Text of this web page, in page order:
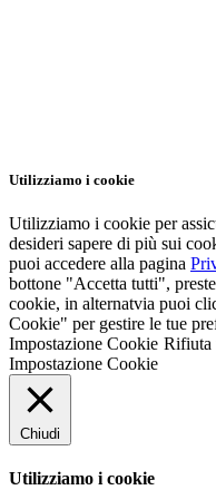
Utilizziamo i cookie
Utilizziamo i cookie per
desideri sapere di più sui
puoi accedere alla pagina
bottone "Accetta tutti",
cookie, in alternatvia puoi
Cookie" per gestire le tue
Impostazione Cookie Rifiuta
Impostazione Cookie
Chiudi
Utilizziamo i cookie